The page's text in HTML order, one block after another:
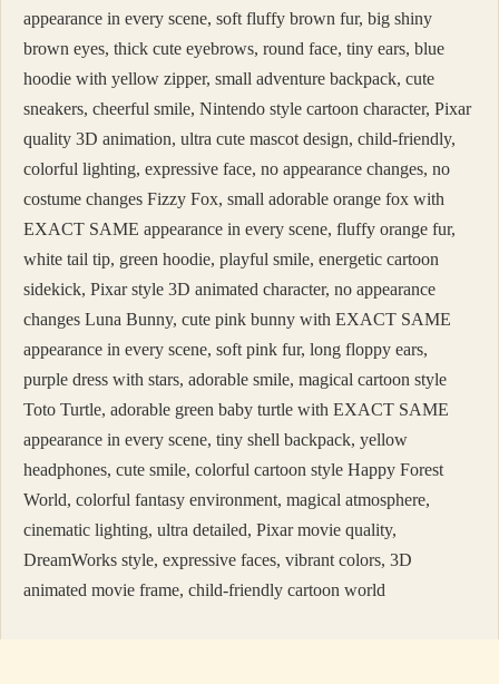
appearance in every scene, soft fluffy brown fur, big shiny
brown eyes, thick cute eyebrows, round face, tiny ears, blue
hoodie with yellow zipper, small adventure backpack, cute
sneakers, cheerful smile, Nintendo style cartoon character, Pixar
quality 3D animation, ultra cute mascot design, child-friendly,
colorful lighting, expressive face, no appearance changes, no
costume changes Fizzy Fox, small adorable orange fox with
EXACT SAME appearance in every scene, fluffy orange fur,
white tail tip, green hoodie, playful smile, energetic cartoon
sidekick, Pixar style 3D animated character, no appearance
changes Luna Bunny, cute pink bunny with EXACT SAME
appearance in every scene, soft pink fur, long floppy ears,
purple dress with stars, adorable smile, magical cartoon style
Toto Turtle, adorable green baby turtle with EXACT SAME
appearance in every scene, tiny shell backpack, yellow
headphones, cute smile, colorful cartoon style Happy Forest
World, colorful fantasy environment, magical atmosphere,
cinematic lighting, ultra detailed, Pixar movie quality,
DreamWorks style, expressive faces, vibrant colors, 3D
animated movie frame, child-friendly cartoon world